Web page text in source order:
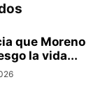
que Moreno
la vida...